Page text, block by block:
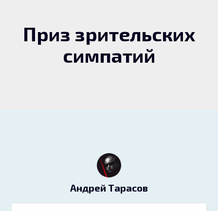
Приз зрительских
симпатий
Андрей Тарасов